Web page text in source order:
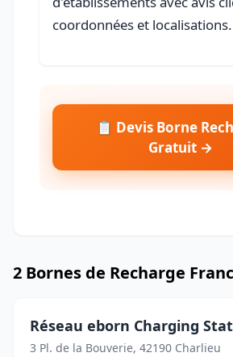
coordonnées et localisations.
📋 Devis Borne
Gratuit →
2 Bornes de Recharge
Réseau eborn Charging
3 Pl. de la Bouverie, 42190 Charlieu